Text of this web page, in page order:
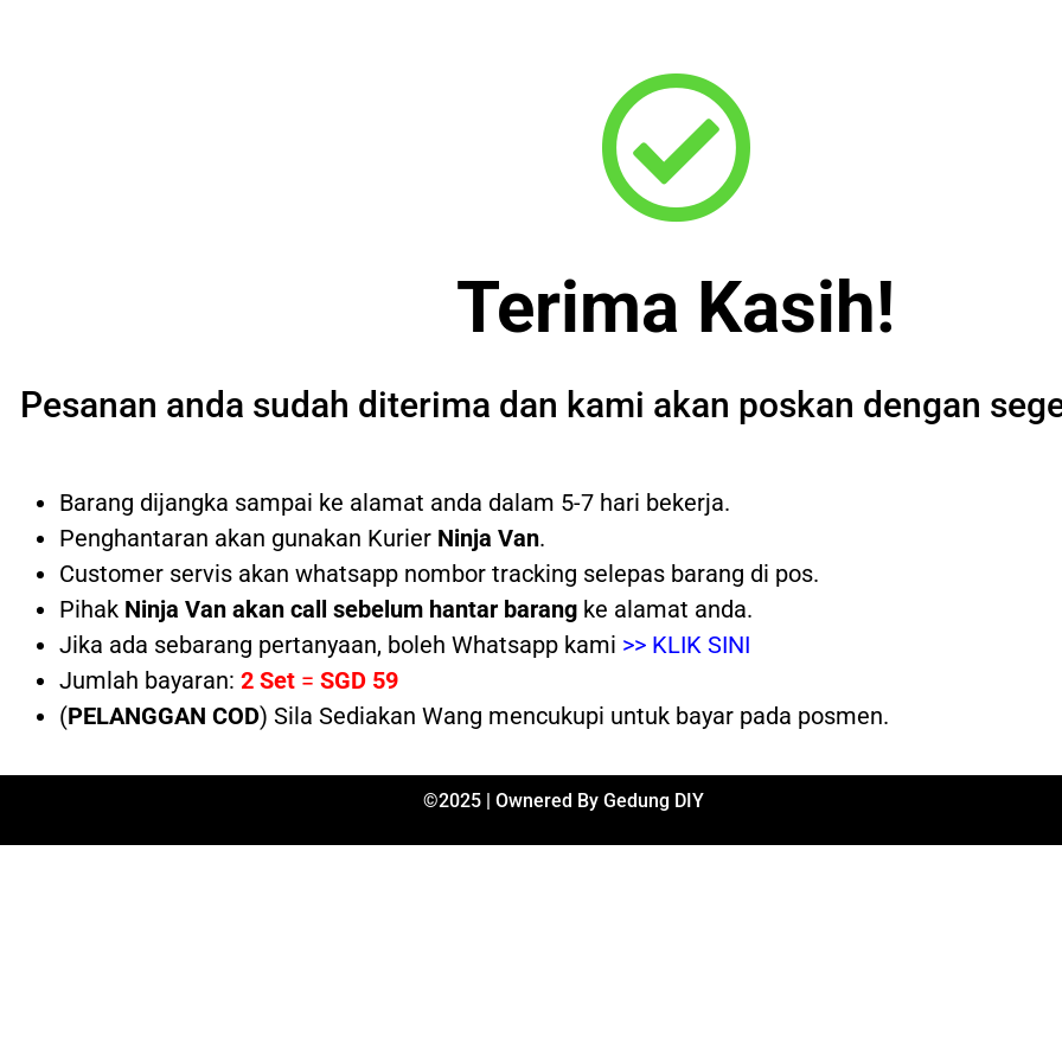
Terima Kasih!
Pesanan anda sudah diterima dan kami akan poskan dengan
Barang dijangka sampai ke alamat anda dalam 5-7 hari bekerja.
Penghantaran akan gunakan Kurier Ninja Van.
Customer servis akan whatsapp nombor tracking selepas barang di pos.
Pihak Ninja Van akan call sebelum hantar barang ke alamat anda.
Jika ada sebarang pertanyaan, boleh Whatsapp kami >> KLIK SINI
Jumlah bayaran: 2 Set = SGD 59
(PELANGGAN COD) Sila Sediakan Wang mencukupi untuk bayar pada posmen.
©2025 | Ownered By Gedung DIY